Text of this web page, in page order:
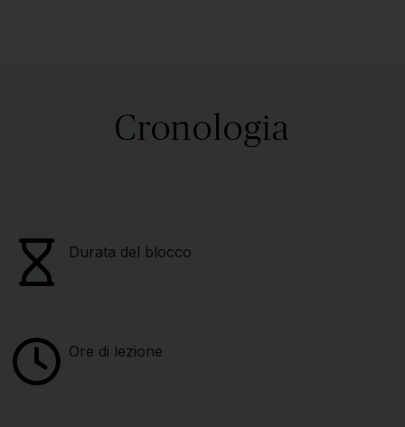
Cronologia
Durata del blocco
Ore di lezione